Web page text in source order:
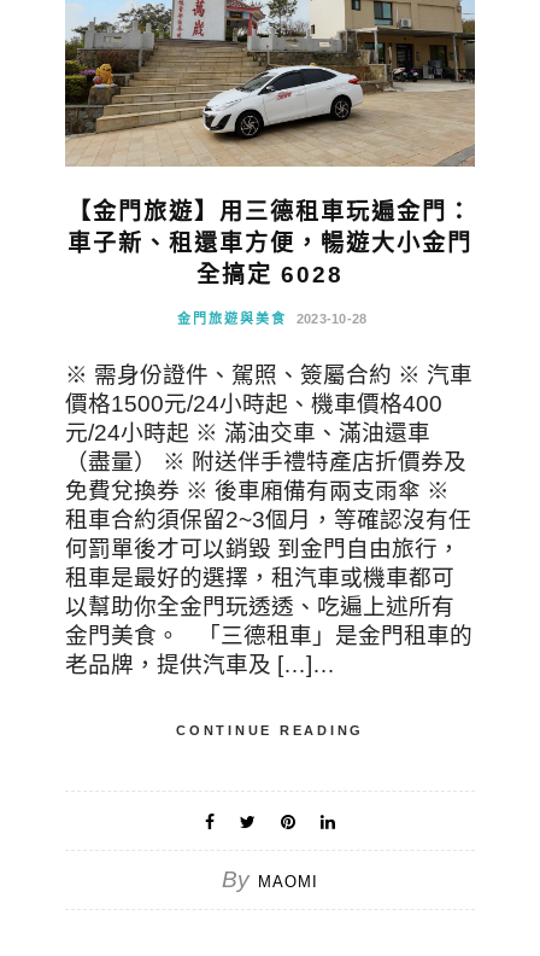
【金門旅遊】用三德租車玩遍金門：
車子新、租還車方便，暢遊大小金門
全搞定 6028
金門旅遊與美食 2023-10-28
※ 需身份證件、駕照、簽屬合約 ※ 汽車
價格1500元/24小時起、機車價格400
元/24小時起 ※ 滿油交車、滿油還車
（盡量） ※ 附送伴手禮特產店折價券及
免費兌換券 ※ 後車廂備有兩支雨傘 ※
租車合約須保留2~3個月，等確認沒有任
何罰單後才可以銷毀 到金門自由旅行，
租車是最好的選擇，租汽車或機車都可
以幫助你全金門玩透透、吃遍上述所有
金門美食。 「三德租車」是金門租車的
老品牌，提供汽車及 […]…
CONTINUE READING
By MAOMI